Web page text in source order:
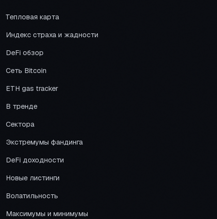
Тепловая карта
Индекс страха и жадности
DeFi обзор
Сеть Bitcoin
ETH gas tracker
В тренде
Сектора
Экстремумы фандинга
DeFi доходности
Новые листинги
Волатильность
Максимумы и минимумы